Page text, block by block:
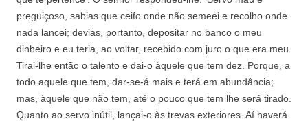
preguiçoso, sabias que ceifo onde não semeei e recolho onde
nada lancei; devias, portanto, depositar no banco o meu
dinheiro e eu teria, ao voltar, recebido com juro o que era meu.
Tirai-lhe então o talento e dai-o àquele que tem dez. Porque, a
todo aquele que tem, dar-se-á mais e terá em abundância;
mas, àquele que não tem, até o pouco que tem lhe será tirado.
Quanto ao servo inútil, lançai-o às trevas exteriores. Aí haverá